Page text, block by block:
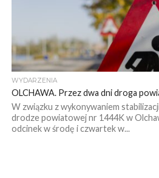
WYDARZENIA
OLCHAWA. Przez dwa dni droga
W związku z wykonywaniem
drodze powiatowej nr 1444K w
odcinek w środę i czwartek w...